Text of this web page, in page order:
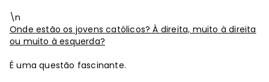
\n
Onde estão os jovens católicos? À direita, muito à direita
ou muito à esquerda?
É uma questão fascinante.